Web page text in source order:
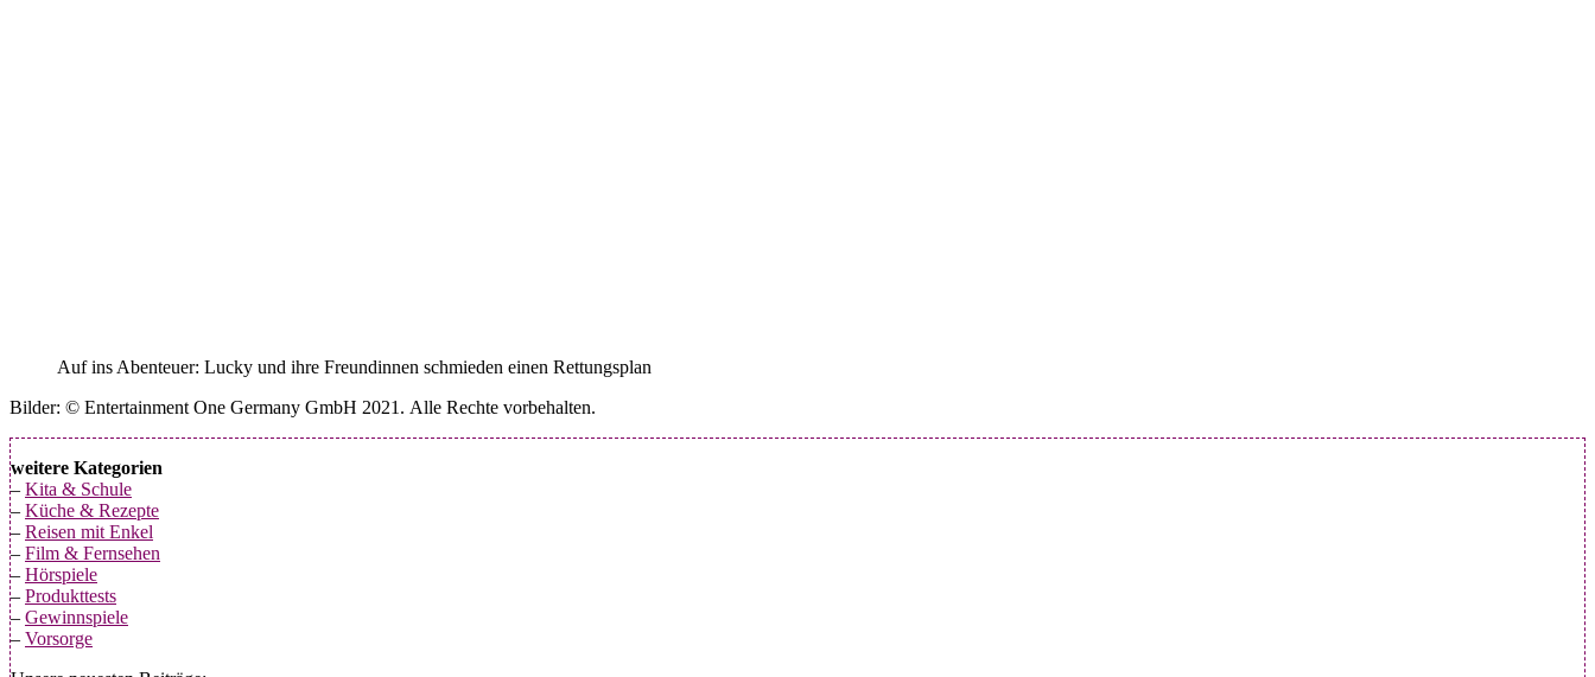
Auf ins Abenteuer: Lucky und ihre Freundinnen schmieden einen Rettungsplan
Bilder: © Entertainment One Germany GmbH 2021. Alle Rechte vorbehalten.
weitere Kategorien
– Kita & Schule
– Küche & Rezepte
– Reisen mit Enkel
– Film & Fernsehen
– Hörspiele
– Produkttests
– Gewinnspiele
– Vorsorge